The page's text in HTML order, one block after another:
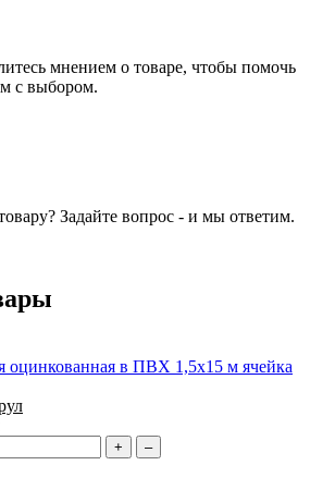
мнением о товаре, чтобы помочь
с выбором.
Задайте вопрос - и мы ответим.
оцинкованная в ПВХ 1,5х15 м ячейка
+
–